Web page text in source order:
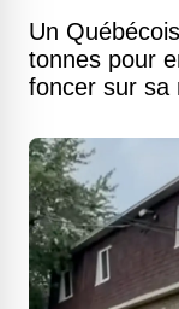
Un
tonnes pour
foncer sur sa